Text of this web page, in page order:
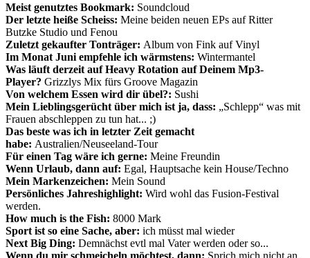
Meist genutztes Bookmark: Soundcloud
Der letzte heiße Scheiss: Meine beiden neuen EPs auf Ritter
Butzke Studio und Fenou
Zuletzt gekaufter Tonträger: Album von Fink auf Vinyl
Im Monat Juni empfehle ich wärmstens: Wintermantel
Was läuft derzeit auf Heavy Rotation auf Deinem Mp3-
Player? Grizzlys Mix fürs Groove Magazin
Von welchem Essen wird dir übel?: Sushi
Mein Lieblingsgerücht über mich ist ja, dass: „Schlepp“ was mit
Frauen abschleppen zu tun hat... ;)
Das beste was ich in letzter Zeit gemacht
habe: Australien/Neuseeland-Tour
Für einen Tag wäre ich gerne: Meine Freundin
Wenn Urlaub, dann auf: Egal, Hauptsache kein House/Techno
Mein Markenzeichen: Mein Sound
Persönliches Jahreshighlight: Wird wohl das Fusion-Festival
werden.
How much is the Fish: 8000 Mark
Sport ist so eine Sache, aber: ich müsst mal wieder
Next Big Ding: Demnächst evtl mal Vater werden oder so...
Wenn du mir schmeicheln möchtest, dann: Sprich mich nicht an.